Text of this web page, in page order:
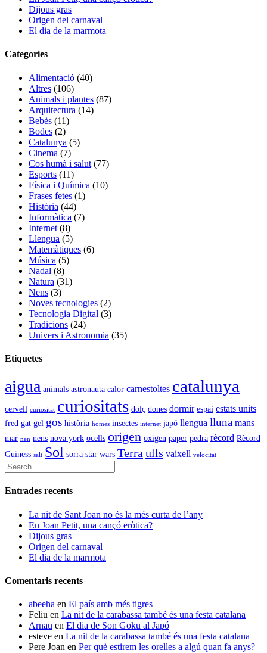
Dijous gras
Origen del carnaval
El dia de la marmota
Categories
Alimentació (40)
Altres (106)
Animals i plantes (87)
Arquitectura (14)
Bebès (11)
Bodes (2)
Catalunya (5)
Cinema (7)
Cos humà i salut (77)
Esports (11)
Física i Química (10)
Frases fetes (1)
Història (44)
Informàtica (7)
Internet (8)
Llengua (5)
Matemàtiques (6)
Música (5)
Nadal (8)
Natura (31)
Nens (3)
Noves tecnologies (2)
Tecnologia Digital (3)
Tradicions (24)
Univers i Astronomia (35)
Etiquetes
aigua animals astronauta calor carnestoltes catalunya
cervell curiositat curiositats dolç dones dormir espai estats units
fred gat gel gos història homes insectes internet japó llengua lluna mans
mar nen nens nova york ocells origen oxigen paper pedra rècord Rècord
Guiness salt Sol sorra star wars Terra ulls vaixell velocitat
Entrades recents
La nit de Sant Joan no és la més curta de l’any
En Joan Petit, una cançó eròtica?
Dijous gras
Origen del carnaval
El dia de la marmota
Comentaris recents
abeeha en El país amb més tigres
Feliu en La nit de la carabassa també és una festa catalana
Arnau en El dia de Son Goku al Japó
esteve en La nit de la carabassa també és una festa catalana
Pere Joan en Per què estirem les orelles a algú quan fa anys?